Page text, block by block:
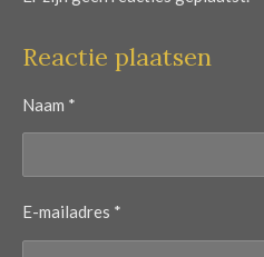
Reactie plaatsen
Naam *
E-mailadres *